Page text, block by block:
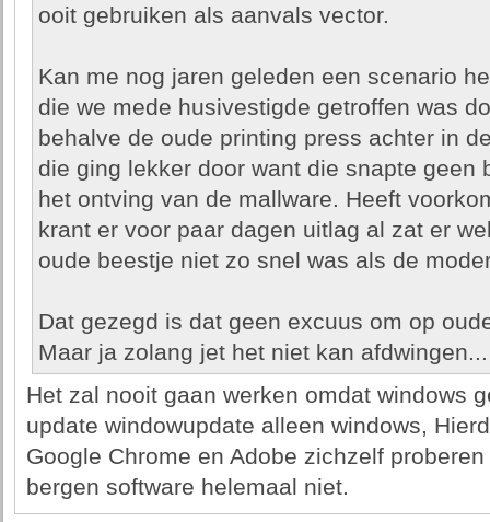
ooit gebruiken als aanvals vector.
Kan me nog jaren geleden een scenario
die we mede husivestigde getroffen was
behalve de oude printing press achter in
die ging lekker door want die snapte geen
het ontving van de mallware. Heeft
krant er voor paar dagen uitlag al zat er
oude beestje niet zo snel was als de
Dat gezegd is dat geen excuus om op
Maar ja zolang jet het niet kan afdwingen...
Het zal nooit gaan werken omdat windows
update windowupdate alleen windows,
Google Chrome en Adobe zichzelf
bergen software helemaal niet.